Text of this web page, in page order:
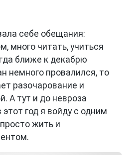
себе обещания:
много читать, учиться
ближе к декабрю
немного провалился, то
разочарование и
А тут и до невроза
год я войду с одним
жить и